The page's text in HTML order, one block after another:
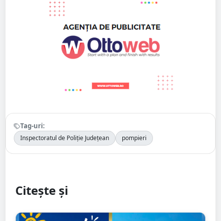
Tag-uri:
Inspectoratul de Poliție Județean pompieri
Citește și